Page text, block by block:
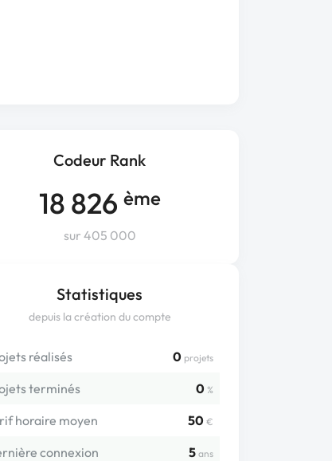
Codeur Rank
18 826 ème
sur 405 000
Statistiques
depuis la création du compte
réalisés 0 projets
terminés 0 %
horaire moyen 50 €
connexion 5 ans